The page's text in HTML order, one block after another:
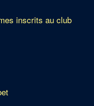
inscrits au club